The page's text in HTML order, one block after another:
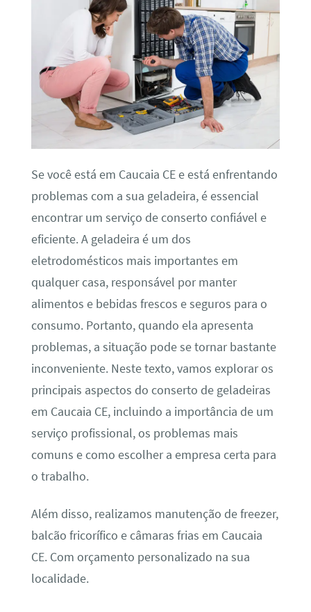
Se você está em Caucaia CE e está enfrentando
problemas com a sua geladeira, é essencial
encontrar um serviço de conserto confiável e
eficiente. A geladeira é um dos
eletrodomésticos mais importantes em
qualquer casa, responsável por manter
alimentos e bebidas frescos e seguros para o
consumo. Portanto, quando ela apresenta
problemas, a situação pode se tornar bastante
inconveniente. Neste texto, vamos explorar os
principais aspectos do conserto de geladeiras
em Caucaia CE, incluindo a importância de um
serviço profissional, os problemas mais
comuns e como escolher a empresa certa para
o trabalho.
Além disso, realizamos manutenção de freezer,
balcão fricorífico e câmaras frias em Caucaia
CE. Com orçamento personalizado na sua
localidade.